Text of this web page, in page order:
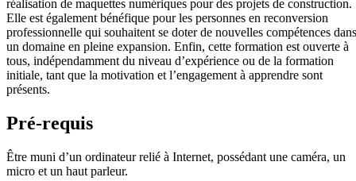
réalisation de maquettes numériques pour des projets de construction.
Elle est également bénéfique pour les personnes en reconversion
professionnelle qui souhaitent se doter de nouvelles compétences dans
un domaine en pleine expansion. Enfin, cette formation est ouverte à
tous, indépendamment du niveau d’expérience ou de la formation
initiale, tant que la motivation et l’engagement à apprendre sont
présents.
Pré-requis
Être muni d’un ordinateur relié à Internet, possédant une caméra, un
micro et un haut parleur.